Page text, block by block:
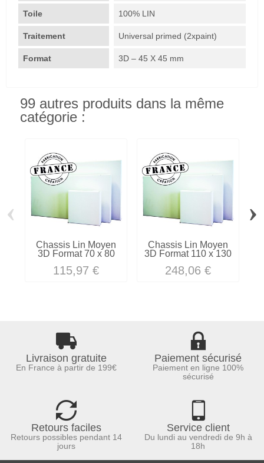
Toile 100% LIN
Traitement Universal primed (2xpaint)
Format 3D – 45 X 45 mm
99 autres produits dans la même
catégorie :
Chassis Lin Moyen
3D Format 70 x 80
115,97 €
Chassis Lin Moyen
3D Format 110 x 130
248,06 €
‹ ›
Livraison gratuite
En France à partir de 199€
Paiement sécurisé
Paiement en ligne 100%
sécurisé
Retours faciles
Retours possibles pendant 14
jours
Service client
Du lundi au vendredi de 9h à
18h